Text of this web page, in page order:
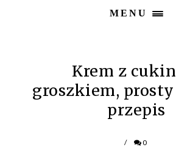
MENU
Krem z
groszkiem,
przepis
/ 0